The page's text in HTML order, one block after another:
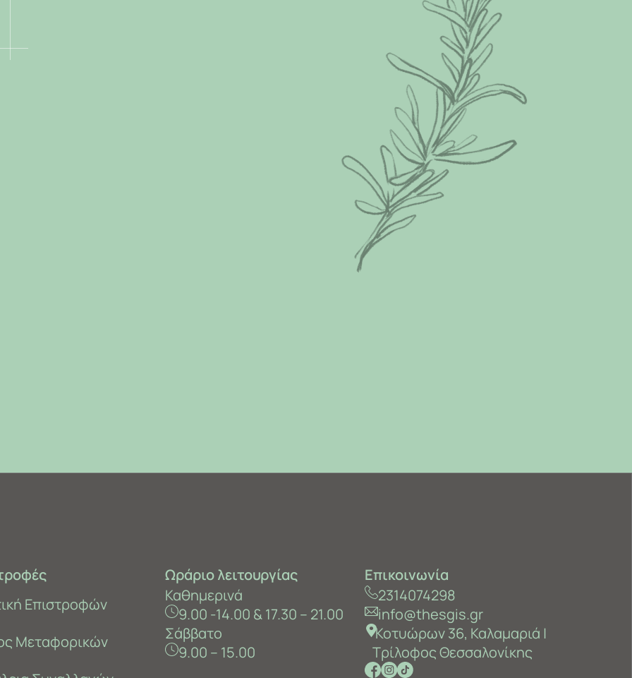
Επιστροφών
Μεταφορικών
Ωράριο λειτουργίας
Καθημερινά
9.00 -14.00 & 17.30 – 21.00
Σάββατο
9.00 – 15.00
Επικοινωνία
2314074298
info@thesgis.gr
Κοτυώρων 36, Καλαμαριά ‎|
Τρίλοφος Θεσσαλονίκης